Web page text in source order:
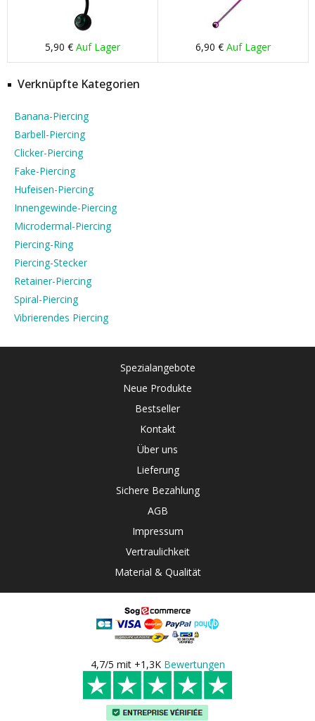
5,90 € Auf Lager 6,90 € Auf Lager
Verknüpfte Kategorien
Banana-Piercing
Barbell-Piercing
Clicker-Piercing
Fake-Piercing
Hufeisen-Piercing
Innengewinde-Piercing
Microdermal-Piercing
Piercing-Ring
Piercing-Stecker
Retainer-Piercing
Spiral-Piercing
Vibrierendes Piercing
Spezialangebote
Neue Produkte
Bestseller
Kontakt
Über uns
Lieferung
Sichere Bezahlung
AGB
Impressum
Vertraulichkeit
Material & Qualität
4,7/5 mit +1,3K Bewertungen